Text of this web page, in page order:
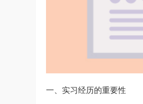
一、实习经历的重要性